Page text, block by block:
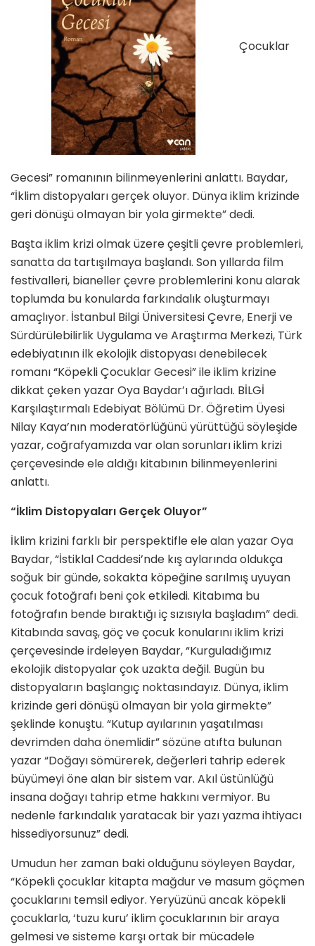
Çocuklar
Gecesi” romanının bilinmeyenlerini anlattı. Baydar,
“İklim distopyaları gerçek oluyor. Dünya iklim krizinde
geri dönüşü olmayan bir yola girmekte” dedi.
Başta iklim krizi olmak üzere çeşitli çevre problemleri,
sanatta da tartışılmaya başlandı. Son yıllarda film
festivalleri, bianeller çevre problemlerini konu alarak
toplumda bu konularda farkındalık oluşturmayı
amaçlıyor. İstanbul Bilgi Üniversitesi Çevre, Enerji ve
Sürdürülebilirlik Uygulama ve Araştırma Merkezi, Türk
edebiyatının ilk ekolojik distopyası denebilecek
romanı “Köpekli Çocuklar Gecesi” ile iklim krizine
dikkat çeken yazar Oya Baydar’ı ağırladı. BİLGİ
Karşılaştırmalı Edebiyat Bölümü Dr. Öğretim Üyesi
Nilay Kaya’nın moderatörlüğünü yürüttüğü söyleşide
yazar, coğrafyamızda var olan sorunları iklim krizi
çerçevesinde ele aldığı kitabının bilinmeyenlerini
anlattı.
“İklim Distopyaları Gerçek Oluyor”
İklim krizini farklı bir perspektifle ele alan yazar Oya
Baydar, “İstiklal Caddesi’nde kış aylarında oldukça
soğuk bir günde, sokakta köpeğine sarılmış uyuyan
çocuk fotoğrafı beni çok etkiledi. Kitabıma bu
fotoğrafın bende bıraktığı iç sızısıyla başladım” dedi.
Kitabında savaş, göç ve çocuk konularını iklim krizi
çerçevesinde irdeleyen Baydar, “Kurguladığımız
ekolojik distopyalar çok uzakta değil. Bugün bu
distopyaların başlangıç noktasındayız. Dünya, iklim
krizinde geri dönüşü olmayan bir yola girmekte”
şeklinde konuştu. “Kutup ayılarının yaşatılması
devrimden daha önemlidir” sözüne atıfta bulunan
yazar “Doğayı sömürerek, değerleri tahrip ederek
büyümeyi öne alan bir sistem var. Akıl üstünlüğü
insana doğayı tahrip etme hakkını vermiyor. Bu
nedenle farkındalık yaratacak bir yazı yazma ihtiyacı
hissediyorsunuz” dedi.
Umudun her zaman baki olduğunu söyleyen Baydar,
“Köpekli çocuklar kitapta mağdur ve masum göçmen
çocuklarını temsil ediyor. Yeryüzünü ancak köpekli
çocuklarla, ‘tuzu kuru’ iklim çocuklarının bir araya
gelmesi ve sisteme karşı ortak bir mücadele